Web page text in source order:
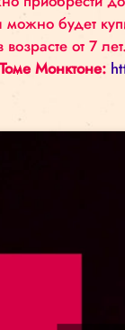
и на
Его
клоуна,
можно
билеты
в
медиа о Томе